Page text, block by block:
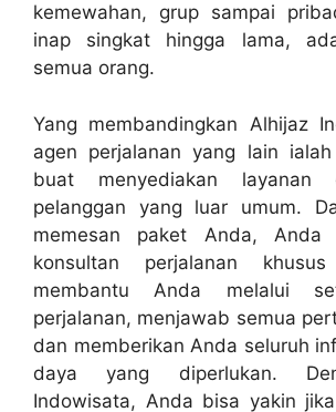
kemewahan, grup sampai
inap singkat hingga lama,
semua orang.
Yang membandingkan Alhijaz
agen perjalanan yang lain ialah
buat menyediakan layanan
pelanggan yang luar umum.
memesan paket Anda, Anda
konsultan perjalanan
membantu Anda melalui
perjalanan, menjawab semua
dan memberikan Anda seluruh
daya yang diperlukan.
Indowisata, Anda bisa yakin